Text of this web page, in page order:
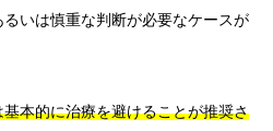
いは慎重な判断が必要なケースが
本的に治療を避けることが推奨さ